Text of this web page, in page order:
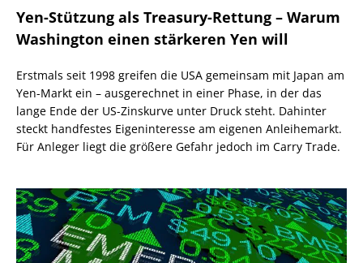
Yen-Stützung als Treasury-Rettung – Warum
Washington einen stärkeren Yen will
Erstmals seit 1998 greifen die USA gemeinsam mit Japan am
Yen-Markt ein – ausgerechnet in einer Phase, in der das
lange Ende der US-Zinskurve unter Druck steht. Dahinter
steckt handfestes Eigeninteresse am eigenen Anleihemarkt.
Für Anleger liegt die größere Gefahr jedoch im Carry Trade.